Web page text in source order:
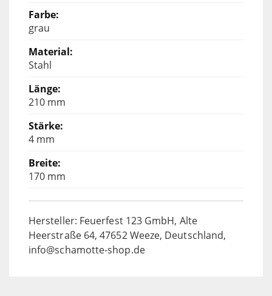
grau
Stahl
210 mm
4 mm
170 mm
Hersteller: Feuerfest 123 GmbH, Alte
Heerstraße 64, 47652 Weeze, Deutschland,
info@schamotte-shop.de